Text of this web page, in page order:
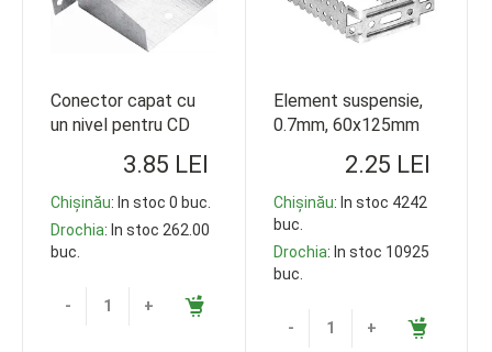
Conector capat cu
un nivel pentru CD
3.85 LEI
Chișinău: In stoc 0 buc.
Drochia: In stoc 262.00
buc.
- +
Element suspensie,
0.7mm, 60x125mm
2.25 LEI
Chișinău: In stoc 4242
buc.
Drochia: In stoc 10925
buc.
- +